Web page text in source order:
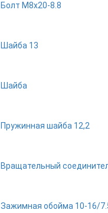
Болт М8х20-8.8
Шайба 13
Шайба
Пружинная шайба 12,2
Вращательный
Зажимная обойма 10-16/